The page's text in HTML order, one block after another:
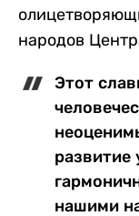
народов
Этот
развитие
нашими